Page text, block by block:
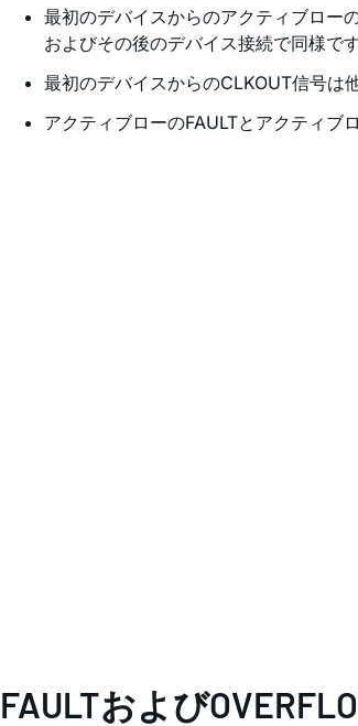
最初のデバイスからのアクティブロー
およびその後のデバイス接続で同様で
最初のデバイスからのCLKOUT信号は
アクティブローのFAULTとアクティブ
FAULTおよび